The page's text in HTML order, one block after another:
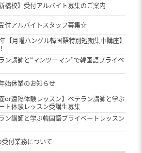
橋校】受付アルバイト募集のご案内
付アルバイトスタッフ募集☆
【月曜ハングル韓国語特別短期集中講座】
ン講師と“マンツーマン”で韓国語プライベ
始休業のお知らせ
or遠隔体験レッスン】ベテラン講師と学ぶ
ト体験レッスン受講生募集
ン講師と学ぶ韓国語プライベートレッスン
受付業務について